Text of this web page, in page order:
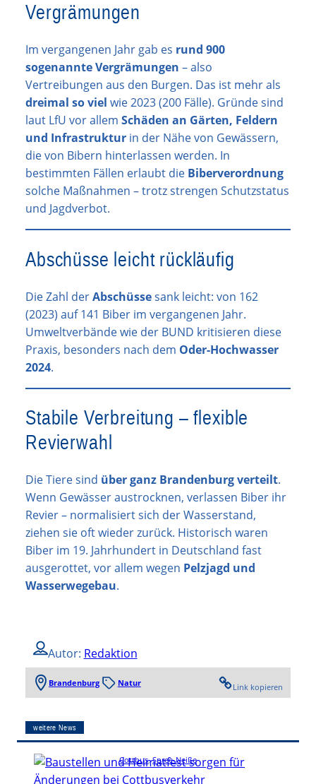
Vergrämungen
Im vergangenen Jahr gab es rund 900
sogenannte Vergrämungen – also
Vertreibungen aus den Burgen. Das ist mehr als
dreimal so viel wie 2023 (200 Fälle). Gründe sind
laut LfU vor allem Schäden an Gärten, Feldern
und Infrastruktur in der Nähe von Gewässern,
die von Bibern hinterlassen werden. In
bestimmten Fällen erlaubt die Biberverordnung
solche Maßnahmen – trotz strengen Schutzstatus
und Jagdverbot.
Abschüsse leicht rückläufig
Die Zahl derAbschüssesank leicht: von 162
(2023) auf 141 Biber im vergangenen Jahr.
Umweltverbände wie der BUND kritisieren diese
Praxis, besonders nach dem Oder-Hochwasser
2024.
Stabile Verbreitung – flexible
Revierwahl
Die Tiere sind über ganz Brandenburg verteilt.
Wenn Gewässer austrocknen, verlassen Biber ihr
Revier – normalisiert sich der Wasserstand,
ziehen sie oft wieder zurück. Historisch waren
Biber im 19. Jahrhundert in Deutschland fast
ausgerottet, vor allem wegen Pelzjagd und
Wasserwegebau.
Autor: Redaktion
Brandenburg Natur Link kopieren
weitere News
Cottbus, Spree-Neiße